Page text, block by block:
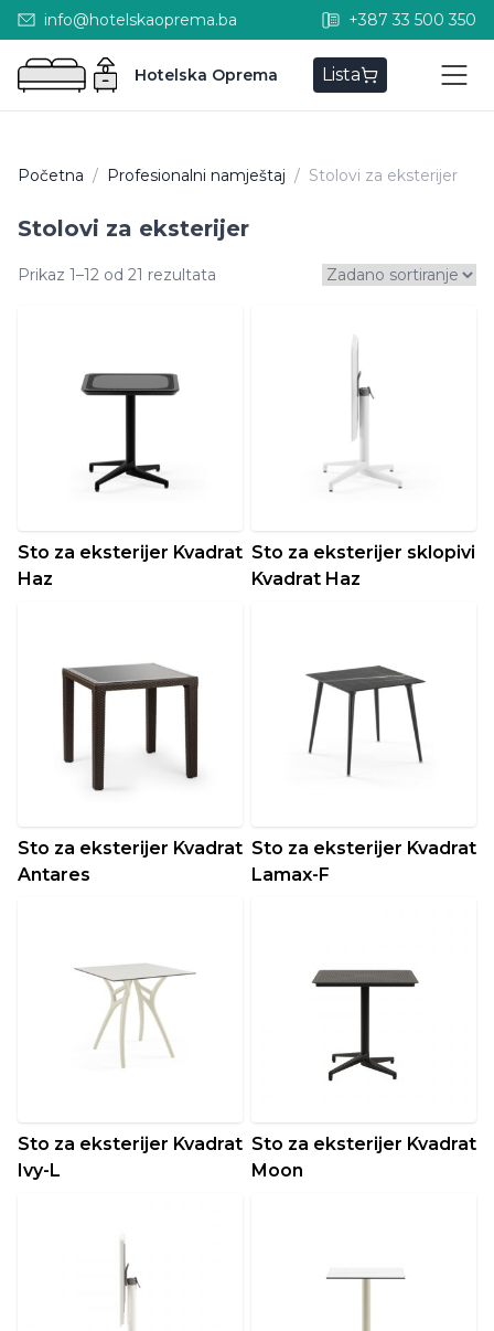
info@hotelskaoprema.ba +387 33 500 350
Hotelska Oprema Lista
Početna / Profesionalni namještaj / Stolovi za eksterijer
Stolovi za eksterijer
Prikaz 1–12 od 21 rezultata
Sto za eksterijer Kvadrat
Haz
Sto za eksterijer sklopivi
Kvadrat Haz
Sto za eksterijer Kvadrat
Antares
Sto za eksterijer Kvadrat
Lamax-F
Sto za eksterijer Kvadrat
Ivy-L
Sto za eksterijer Kvadrat
Moon